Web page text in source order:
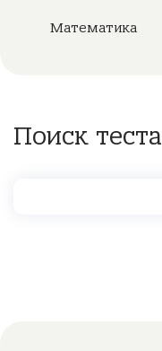
Математика
Поиск теста